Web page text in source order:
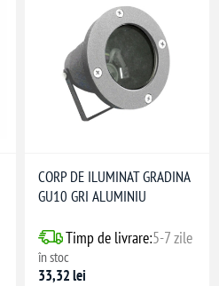
CORP DE ILUMINAT GRADINA
GU10 GRI ALUMINIU
Timp de livrare:5-7 zile
în stoc
33,32 lei